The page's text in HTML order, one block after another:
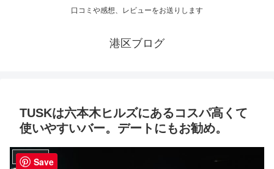
口コミや感想、レビューをお送りします
港区ブログ
TUSKは六本木ヒルズにあるコスパ高くて
使いやすいバー。デートにもお勧め。
レストランSave